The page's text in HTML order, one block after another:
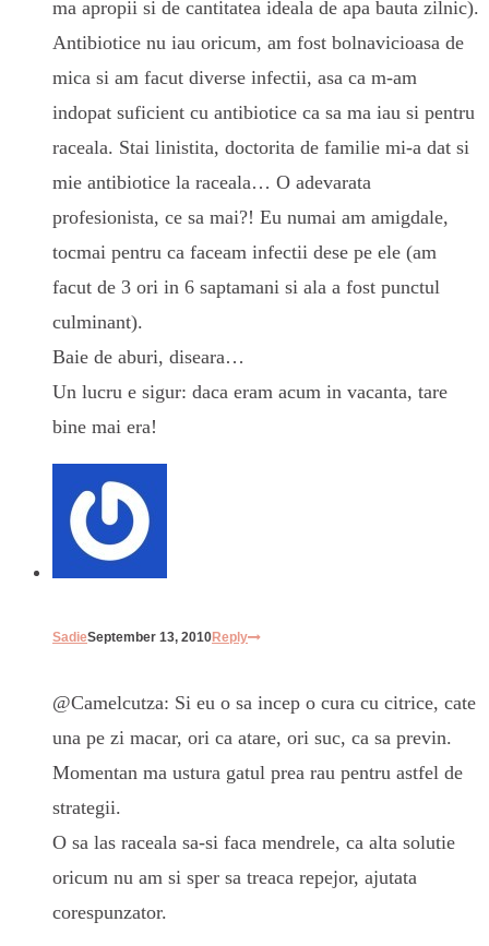
ma apropii si de cantitatea ideala de apa bauta zilnic).
Antibiotice nu iau oricum, am fost bolnavicioasa de
mica si am facut diverse infectii, asa ca m-am
indopat suficient cu antibiotice ca sa ma iau si pentru
raceala. Stai linistita, doctorita de familie mi-a dat si
mie antibiotice la raceala… O adevarata
profesionista, ce sa mai?! Eu numai am amigdale,
tocmai pentru ca faceam infectii dese pe ele (am
facut de 3 ori in 6 saptamani si ala a fost punctul
culminant).
Baie de aburi, diseara…
Un lucru e sigur: daca eram acum in vacanta, tare
bine mai era!
SadieSeptember 13, 2010Reply
@Camelcutza: Si eu o sa incep o cura cu citrice, cate
una pe zi macar, ori ca atare, ori suc, ca sa previn.
Momentan ma ustura gatul prea rau pentru astfel de
strategii.
O sa las raceala sa-si faca mendrele, ca alta solutie
oricum nu am si sper sa treaca repejor, ajutata
corespunzator.